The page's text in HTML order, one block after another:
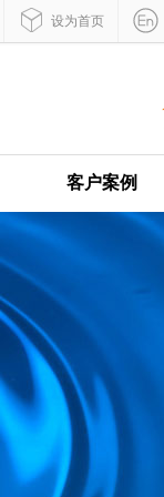
设为首页
客户案例